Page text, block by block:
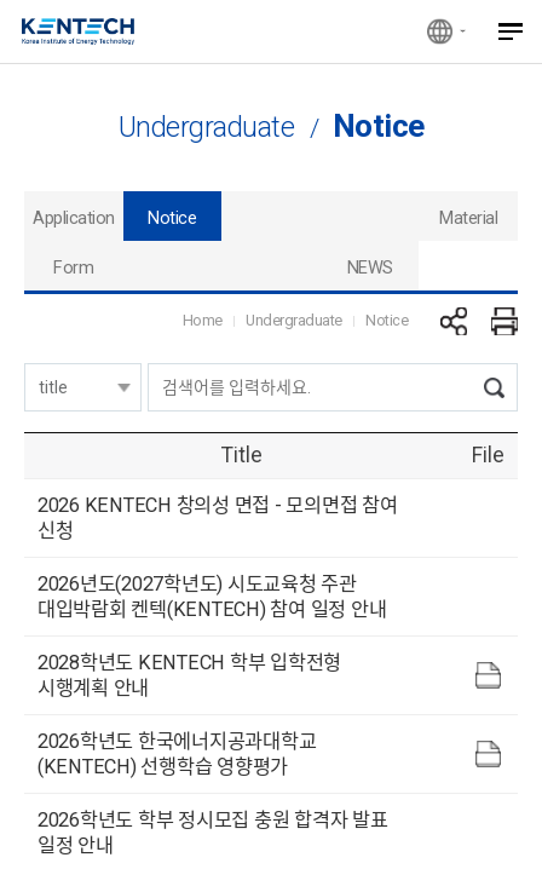
Undergraduate / Notice
Application Notice Material
Form NEWS
Home Undergraduate Notice
Title File
2026 KENTECH 창의성 면접 - 모의면접 참여
신청
2026년도(2027학년도) 시도교육청 주관
대입박람회 켄텍(KENTECH) 참여 일정 안내
2028학년도 KENTECH 학부 입학전형
시행계획 안내
2026학년도 한국에너지공과대학교
(KENTECH) 선행학습 영향평가
2026학년도 학부 정시모집 충원 합격자 발표
일정 안내